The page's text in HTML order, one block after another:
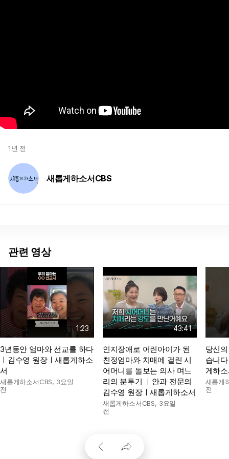
1년 전
새롭게하소서CBS
관련 영상
1:23
3년동안 엄마와 선교를 하다
ㅣ김수영 원장ㅣ새롭게하소
서
새롭게하소서CBS, 3요일
전
43:41
인지장애로 어린아이가 된
친정엄마와 치매에 걸린 시
어머니를 돌보는 의사 며느
리의 분투기 ㅣ안과 전문의
김수영 원장ㅣ새롭게하소서
새롭게하소서CBS, 3요일
전
당신
습니
게하
새롭게
전